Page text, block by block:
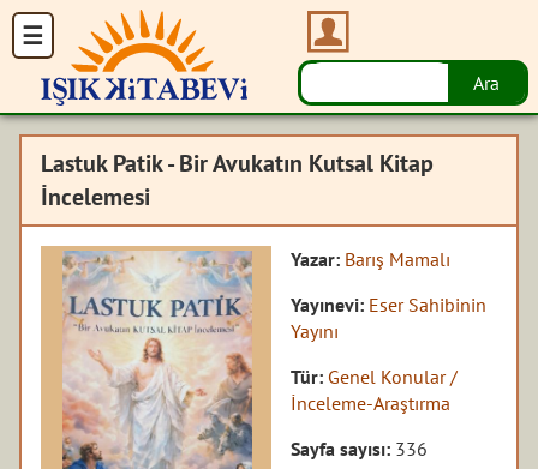
Lastuk Patik - Bir Avukatın Kutsal Kitap
İncelemesi
Yazar: Barış Mamalı
Yayınevi: Eser Sahibinin
Yayını
Tür: Genel Konular /
İnceleme-Araştırma
Sayfa sayısı: 336